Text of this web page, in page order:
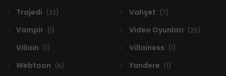
Trajedi (22) Vahşet (7)
Vampir (1) Video Oyunları (20)
Villain (1) Villainess (1)
Webtoon (6) Yandere (1)